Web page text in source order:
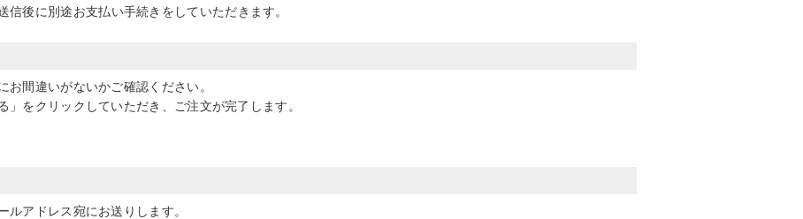
信後に別途お支払い手続きをしていただきます。
お間違いがないかご確認ください。
」をクリックしていただき、ご注文が完了します。
ルアドレス宛にお送りします。